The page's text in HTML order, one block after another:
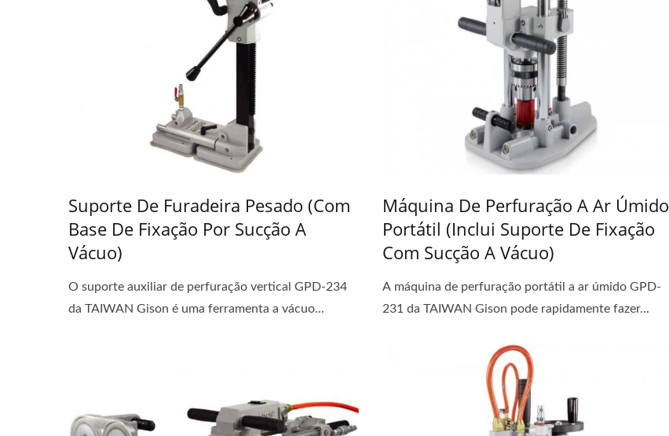
Suporte De Furadeira Pesado (com
Base De Fixação Por Sucção A
Vácuo)
O suporte auxiliar de perfuração vertical GPD-234
da TAIWAN Gison é uma ferramenta a vácuo...
Máquina De Perfuração A Ar Úmido
Portátil (inclui Suporte De Fixação
Com Sucção A Vácuo)
A máquina de perfuração portátil a ar úmido GPD-
231 da TAIWAN Gison pode rapidamente fazer...